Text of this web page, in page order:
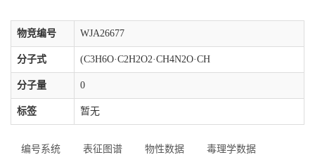
物竞编号 WJA26677
分子式 (C3H6O·C2H2O2·CH4N2O·CH
分子量 0
标签 暂无
编号系统 表征图谱 物性数据
毒理学数据